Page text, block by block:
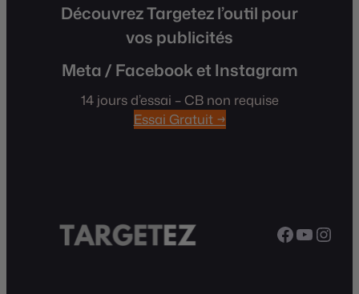
Découvrez Targetez l’outil pour
vos publicités
Meta / Facebook et Instagram
14 jours d’essai – CB non requise
Essai Gratuit →